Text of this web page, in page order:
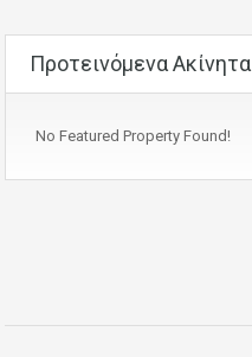
Προτεινόμενα Ακίνητα
No Featured Property Found!